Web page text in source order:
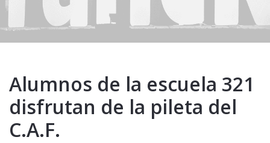
Alumnos de la escuela 321
disfrutan de la pileta del
C.A.F.